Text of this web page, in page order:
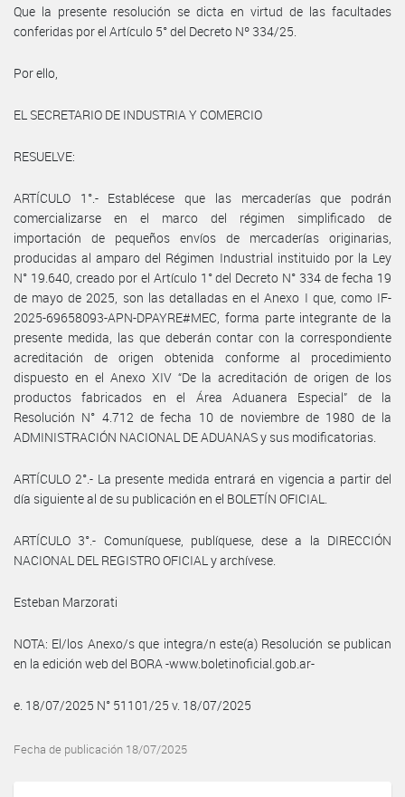
Que la presente resolución se dicta en virtud de las facultades
conferidas por el Artículo 5° del Decreto Nº 334/25.
Por ello,
EL SECRETARIO DE INDUSTRIA Y COMERCIO
RESUELVE:
ARTÍCULO 1°.- Establécese que las mercaderías que podrán
comercializarse en el marco del régimen simplificado de
importación de pequeños envíos de mercaderías originarias,
producidas al amparo del Régimen Industrial instituido por la Ley
N° 19.640, creado por el Artículo 1° del Decreto N° 334 de fecha 19
de mayo de 2025, son las detalladas en el Anexo I que, como IF-
2025-69658093-APN-DPAYRE#MEC, forma parte integrante de la
presente medida, las que deberán contar con la correspondiente
acreditación de origen obtenida conforme al procedimiento
dispuesto en el Anexo XIV “De la acreditación de origen de los
productos fabricados en el Área Aduanera Especial” de la
Resolución N° 4.712 de fecha 10 de noviembre de 1980 de la
ADMINISTRACIÓN NACIONAL DE ADUANAS y sus modificatorias.
ARTÍCULO 2°.- La presente medida entrará en vigencia a partir del
día siguiente al de su publicación en el BOLETÍN OFICIAL.
ARTÍCULO 3°.- Comuníquese, publíquese, dese a la DIRECCIÓN
NACIONAL DEL REGISTRO OFICIAL y archívese.
Esteban Marzorati
NOTA: El/los Anexo/s que integra/n este(a) Resolución se publican
en la edición web del BORA -www.boletinoficial.gob.ar-
e. 18/07/2025 N° 51101/25 v. 18/07/2025
Fecha de publicación 18/07/2025